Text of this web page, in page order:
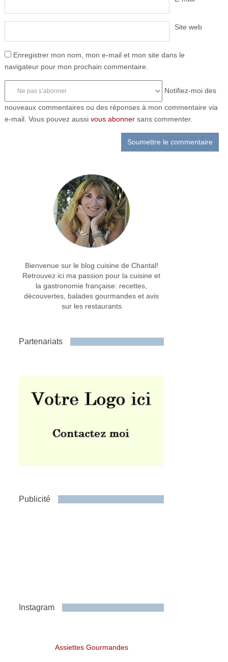
Site web
Enregistrer mon nom, mon e-mail et mon site dans le
navigateur pour mon prochain commentaire.
Notifiez-moi des
nouveaux commentaires ou des réponses à mon commentaire via
e-mail. Vous pouvez aussi vous abonnersans commenter.
Bienvenue sur le blog cuisine de Chantal!
Retrouvez ici ma passion pour la cuisine et
la gastronomie française: recettes,
découvertes, balades gourmandes et avis
sur les restaurants
Partenariats
Publicité
Instagram
Assiettes Gourmandes